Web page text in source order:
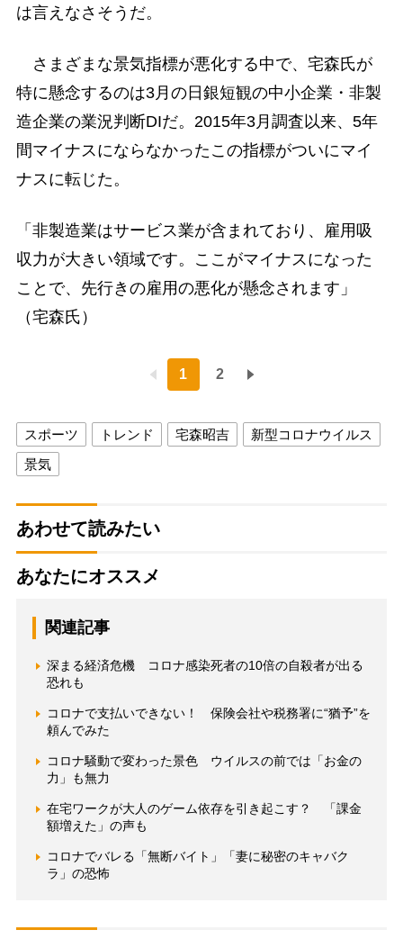
は言えなさそうだ。
さまざまな景気指標が悪化する中で、宅森氏が
特に懸念するのは3月の日銀短観の中小企業・非製
造企業の業況判断DIだ。2015年3月調査以来、5年
間マイナスにならなかったこの指標がついにマイ
ナスに転じた。
「非製造業はサービス業が含まれており、雇用吸
収力が大きい領域です。ここがマイナスになった
ことで、先行きの雇用の悪化が懸念されます」
（宅森氏）
1 2
スポーツ トレンド 宅森昭吉
新型コロナウイルス
景気
あわせて読みたい
あなたにオススメ
関連記事
深まる経済危機 コロナ感染死者の10倍の自殺者が出る
恐れも
コロナで支払いできない！ 保険会社や税務署に“猶予”を
頼んでみた
コロナ騒動で変わった景色 ウイルスの前では「お金の
力」も無力
在宅ワークが大人のゲーム依存を引き起こす？ 「課金
額増えた」の声も
コロナでバレる「無断バイト」「妻に秘密のキャバク
ラ」の恐怖